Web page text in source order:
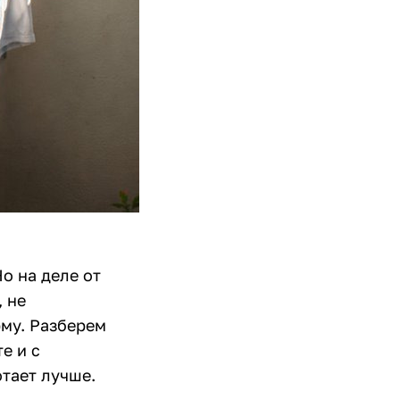
на деле от
не
Разберем
и с
лучше.